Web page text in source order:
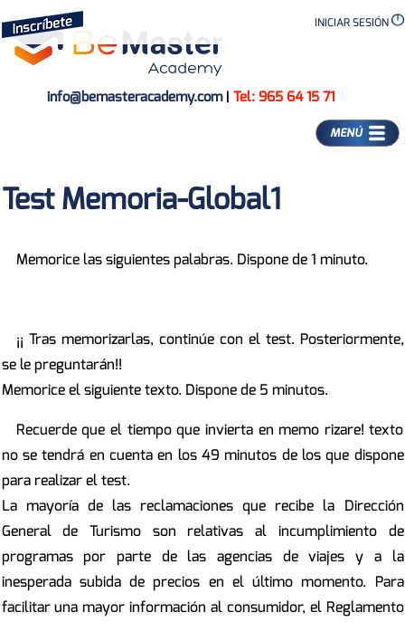
INICIAR SESIÓN
info@bemasteracademy.com| Tel: 965 64 15 71
MENÚ
Test Memoria-Global1
Memorice las siguientes palabras. Dispone de 1 minuto.
¡¡ Tras memorizarlas, continúe con el test. Posteriormente,
se le preguntarán!!
Memorice el siguiente texto. Dispone de 5 minutos.
Recuerde que el tiempo que invierta en memo rizare! texto
no se tendrá en cuenta en los 49 minutos de los que dispone
para realizar el test.
La mayoría de las reclamaciones que recibe la Dirección
General de Turismo son relativas al incumplimiento de
programas por parte de las agencias de viajes y a la
inesperada subida de precios en el último momento. Para
facilitar una mayor información al consumidor, el Reglamento